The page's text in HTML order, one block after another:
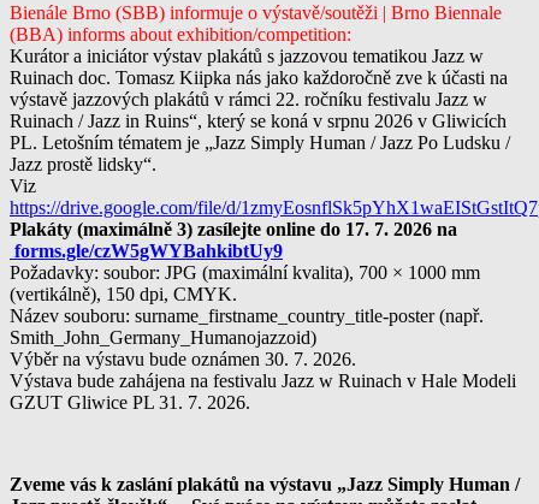
Bienále Brno (SBB) informuje o výstavě/soutěži | Brno Biennale
(BBA) informs about exhibition/competition:
Kurátor a iniciátor výstav plakátů s jazzovou tematikou Jazz w
Ruinach doc. Tomasz Kiipka nás jako každoročně zve k účasti na
výstavě jazzových plakátů v rámci 22. ročníku festivalu Jazz w
Ruinach / Jazz in Ruins“, který se koná v srpnu 2026 v Gliwicích
PL. Letošním tématem je „Jazz Simply Human / Jazz Po Ludsku /
Jazz prostě lidsky“.
Viz
https://drive.google.com/file/d/
Plakáty (maximálně 3) zasílejte online do 17. 7. 2026 na
forms.gle/czW5gWYBahkibtUy9
Požadavky: soubor: JPG (maximální kvalita), 700 × 1000 mm
(vertikálně), 150 dpi, CMYK.
Název souboru: surname_firstname_country_title-poster (např.
Smith_John_Germany_Humanojazzoid)
Výběr na výstavu bude oznámen 30. 7. 2026.
Výstava bude zahájena na festivalu Jazz w Ruinach v Hale Modeli
GZUT Gliwice PL 31. 7. 2026.
Zveme vás k zaslání plakátů na výstavu „Jazz Simply Human /